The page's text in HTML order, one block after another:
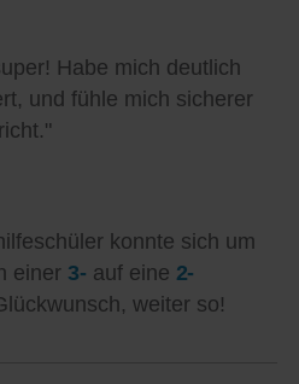
Habe mich deutlich
und fühle mich sicherer
konnte sich um
einer 3- auf eine 2-
weiter so!